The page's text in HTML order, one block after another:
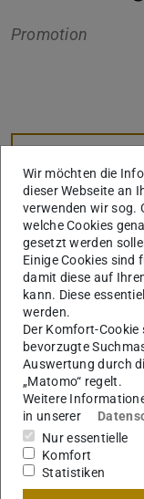
Promotion
Weitere Daten
Fachgruppe
Gebäudeplanung
Bearbeiter/in
Wir möchten die
dieser Webseite an
verwenden wir sog.
welche Cookies
gesetzt werden
Einige Cookies sind
damit diese auf
kann. Diese
werden.
Der Komfort-Cookie
bevorzugte
Auswertung durch
„Matomo“ regelt.
Weitere
in unserer
Nur essentielle
Komfort
Statistiken